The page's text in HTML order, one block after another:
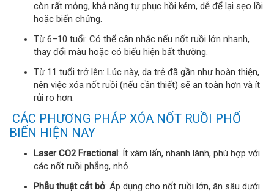
còn rất mỏng, khả năng tự phục hồi kém, dễ để lại sẹo lồi
hoặc biến chứng.
Từ 6–10 tuổi: Có thể cân nhắc nếu nốt ruồi lớn nhanh,
thay đổi màu hoặc có biểu hiện bất thường.
Từ 11 tuổi trở lên: Lúc này, da trẻ đã gần như hoàn thiện,
nên việc xóa nốt ruồi (nếu cần thiết) sẽ an toàn hơn và ít
rủi ro hơn.
CÁC PHƯƠNG PHÁP XÓA NỐT RUỒI PHỔ
BIẾN HIỆN NAY
Laser CO2 Fractional: Ít xâm lấn, nhanh lành, phù hợp với
các nốt ruồi phẳng, nhỏ.
Phẫu thuật cắt bỏ: Áp dụng cho nốt ruồi lớn, ăn sâu dưới